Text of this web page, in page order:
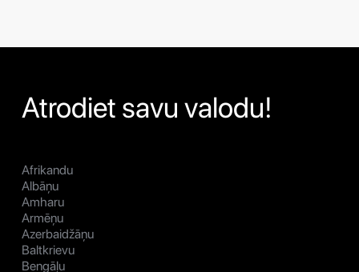
Atrodiet savu valodu!
Afrikandu
Albāņu
Amharu
Armēņu
Azerbaidžāņu
Baltkrievu
Bengāļu